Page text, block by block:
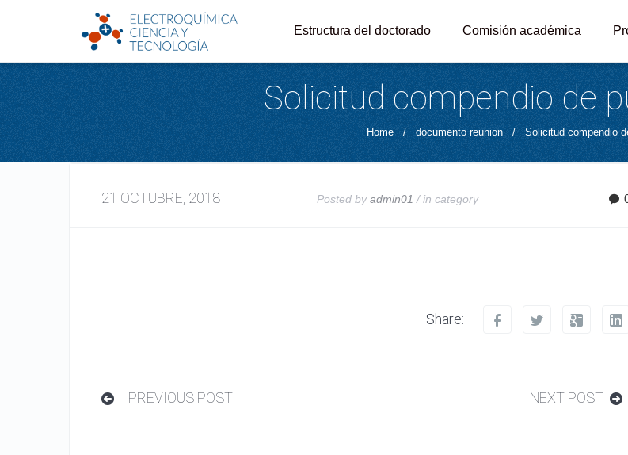
Estructura del doctorado Comisión académica
Solicitud compendio de
Home / documento reunion / Solicitud compendio
21 OCTUBRE, 2018 Posted byadmin01 / incategory
Share:
PREVIOUS POST NEXT POST